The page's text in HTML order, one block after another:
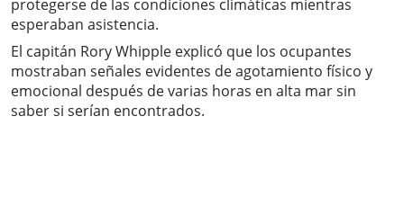
protegerse de las condiciones climáticas mientras
esperaban asistencia.
El capitán Rory Whipple explicó que los ocupantes
mostraban señales evidentes de agotamiento físico y
emocional después de varias horas en alta mar sin
saber si serían encontrados.